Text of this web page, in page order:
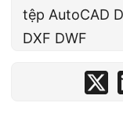
tệp AutoCAD
DXF DWF